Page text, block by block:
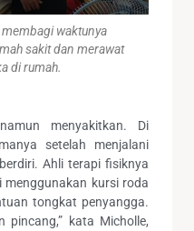
waktunya
sakit dan merawat
di rumah.
menyakitkan. Di
setelah menjalani
Ahli terapi fisiknya
menggunakan kursi roda
tongkat penyangga.
pincang,” kata Micholle,